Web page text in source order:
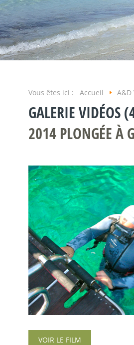
Vous êtes ici : Accueil A&D
GALERIE VIDÉOS
2014 PLONGÉE À
VOIR LE FILM